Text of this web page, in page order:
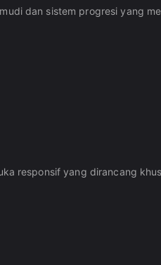
dan sistem progresi yang
responsif yang dirancang